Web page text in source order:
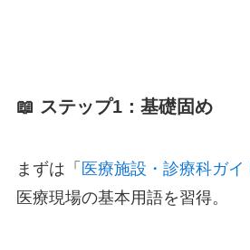
📖 ステップ1：基礎固め
まずは「 医療施設・診療科ガイ
医療現場の基本用語を習得。